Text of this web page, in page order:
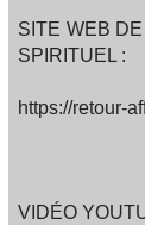
SITE WEB
SPIRITUEL :
https://retour-
VIDÉO